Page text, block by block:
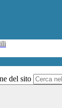
del sito